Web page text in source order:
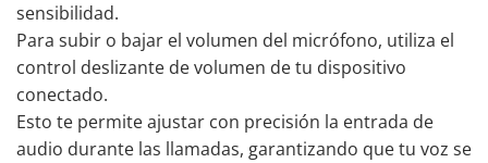
sensibilidad.
Para subir o bajar el volumen del micrófono, utiliza el
control deslizante de volumen de tu dispositivo
conectado.
Esto te permite ajustar con precisión la entrada de
audio durante las llamadas, garantizando que tu voz se